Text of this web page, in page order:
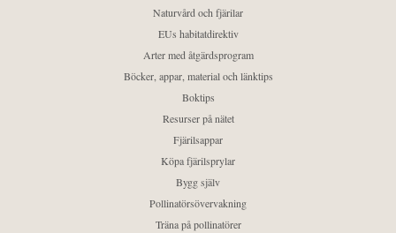
Naturvård och fjärilar
EUs habitatdirektiv
Arter med åtgärdsprogram
Böcker, appar, material och länktips
Boktips
Resurser på nätet
Fjärilsappar
Köpa fjärilsprylar
Bygg själv
Pollinatörsövervakning
Träna på pollinatörer